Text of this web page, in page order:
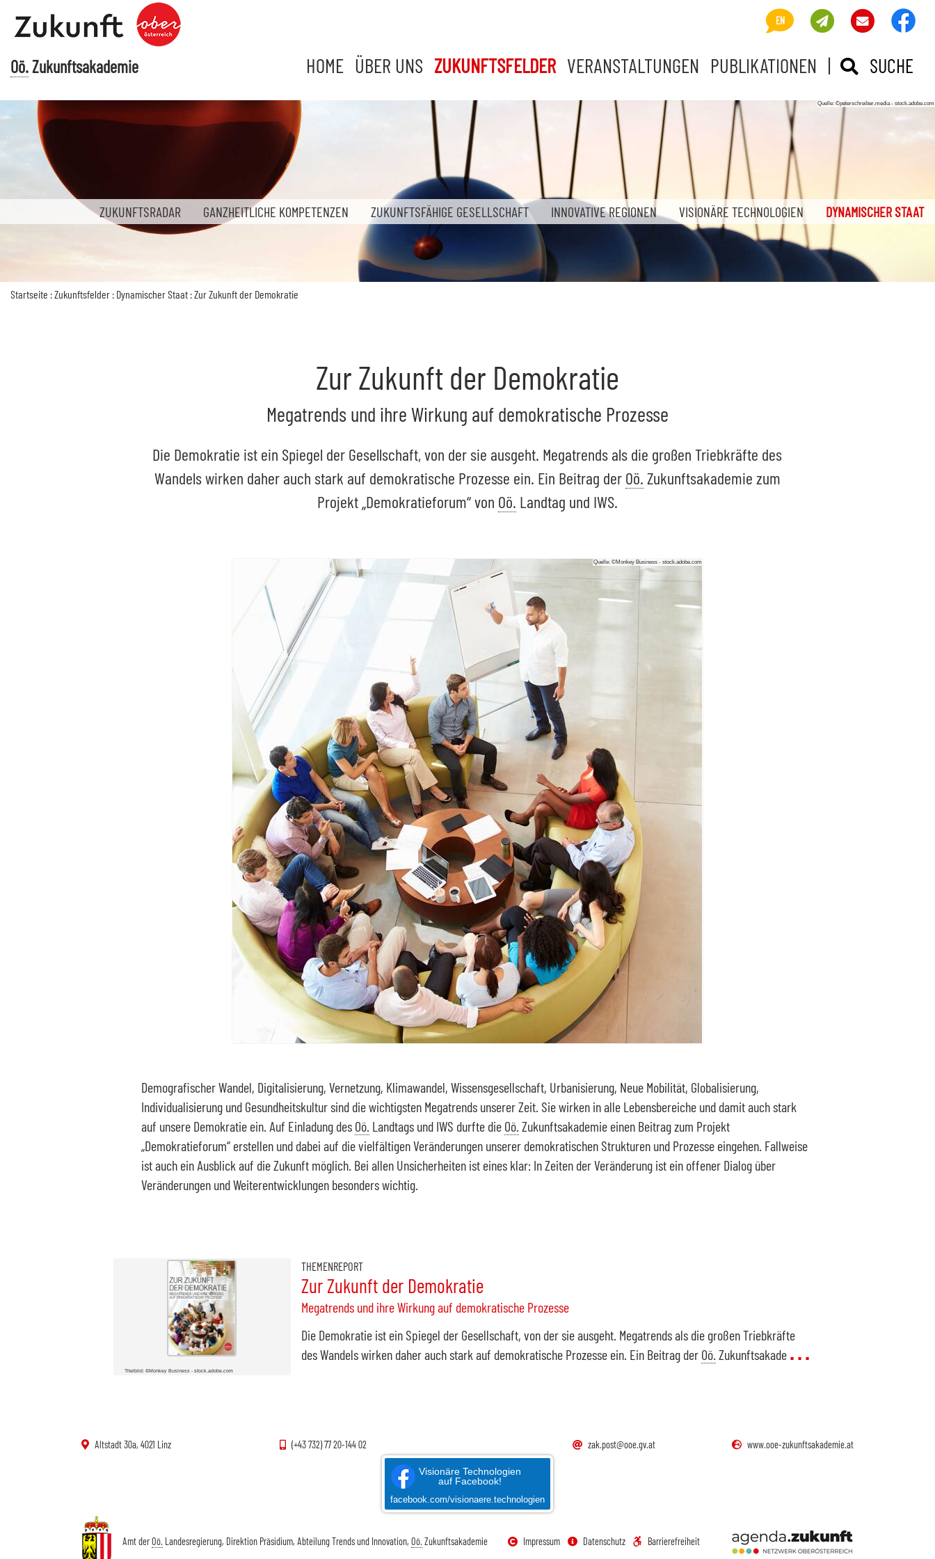
Zum Inhalt Accesskey
Zum Hauptmenü Accesskey
Zur Suche Accesskey
Zur Fußzeile mit Kontaktdaten Accesskey
[4] EN About us Newsletter Kontakt
Oö.Zukunftsakademie HOME ÜBER UNS ZUKUNFTSFELDER VERANSTALTUNGEN PUBLIKATIONEN | SUCHE EIN-
SUCHE
ZUKUNFTSRADAR GANZHEITLICHE KOMPETENZEN ZUKUNFTSFÄHIGE GESELLSCHAFT INNOVATIVE REGIONEN VISIONÄRE TECHNOLOGIEN DYNAMISCHER STAAT
Startseite :Zukunftsfelder : Dynamischer Staat :Zur Zukunft der Demokratie
Zur Zukunft der Demokratie
Megatrends und ihre Wirkung auf demokratische Prozesse
Die Demokratie ist ein Spiegel der Gesellschaft, von der sie ausgeht. Megatrends als die großen Triebkräfte des
Wandels wirken daher auch stark auf demokratische Prozesse ein. Ein Beitrag der Oö. Zukunftsakademie zum
Projekt „Demokratieforum“ von Oö. Landtag und IWS.
Quelle: ©Monkey Business - stock.adobe.com
Demografischer Wandel, Digitalisierung, Vernetzung, Klimawandel, Wissensgesellschaft, Urbanisierung, Neue Mobilität, Globalisierung,
Individualisierung und Gesundheitskultur sind die wichtigsten Megatrends unserer Zeit. Sie wirken in alle Lebensbereiche und damit auch stark
auf unsere Demokratie ein. Auf Einladung des Oö. Landtags und IWS durfte die Oö. Zukunftsakademie einen Beitrag zum Projekt
„Demokratieforum“ erstellen und dabei auf die vielfältigen Veränderungen unserer demokratischen Strukturen und Prozesse eingehen. Fallweise
ist auch ein Ausblick auf die Zukunft möglich. Bei allen Unsicherheiten ist eines klar: In Zeiten der Veränderung ist ein offener Dialog über
Veränderungen und Weiterentwicklungen besonders wichtig.
Titelbild: ©Monkey Business - stock.adobe.com
THEMENREPORT
Zur Zukunft der Demokratie
Megatrends und ihre Wirkung auf demokratische Prozesse
Die Demokratie ist ein Spiegel der Gesellschaft, von der sie ausgeht. Megatrends als die großen Triebkräfte
des Wandels wirken daher auch stark auf demokratische Prozesse ein. Ein Beitrag der Oö. Zukunftsakade
Altstadt 30a, 4021 Linz (+43 732) 77 20-144 02 zak.post@ooe.gv.at www.ooe-zukunftsakademie.at
Visionäre Technologien
auf Facebook!
facebook.com/visionaere.technologien
Amt derOö. Landesregierung, Direktion Präsidium, Abteilung Trends und Innovation, Oö. Zukunftsakademie Impressum Datenschutz Barrierefreiheit